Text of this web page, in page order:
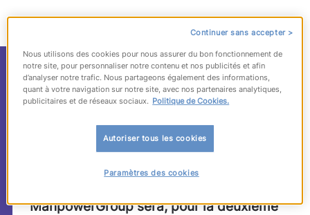
ManpowerGroup,
partenaire RH de la
2ème édition de VIVA
Technology
ManpowerGroup sera, pour la deuxième
Continuer sans accepter >
Nous utilisons des cookies pour nous assurer du bon fonctionnement de
notre site, pour personnaliser notre contenu et nos publicités et afin
d’analyser notre trafic. Nous partageons également des informations,
quant à votre navigation sur notre site, avec nos partenaires analytiques,
publicitaires et de réseaux sociaux. Politique de Cookies.
Autoriser tous les cookies
Paramètres des cookies